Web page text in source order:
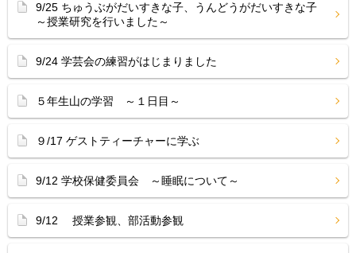
9/25 ちゅうぶがだいすきな子、うんどうがだいすきな子
～授業研究を行いました～
9/24 学芸会の練習がはじまりました
５年生山の学習 ～１日目～
９/17 ゲストティーチャーに学ぶ
9/12 学校保健委員会 ～睡眠について～
9/12 授業参観、部活動参観